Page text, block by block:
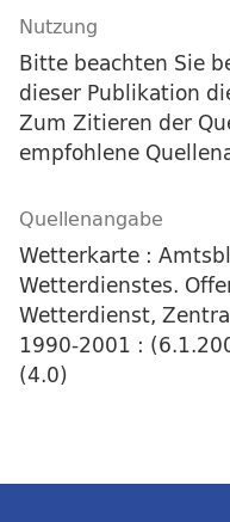
Nutzung
Bitte beachten Sie
dieser Publikation
Zum Zitieren der
empfohlene
Quellenangabe
Wetterkarte :
Wetterdienstes.
Wetterdienst,
1990-2001 :
(4.0)